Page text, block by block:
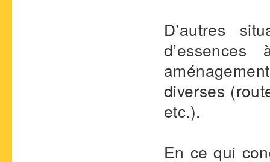
D’autres
diverses
etc.).
En ce qui